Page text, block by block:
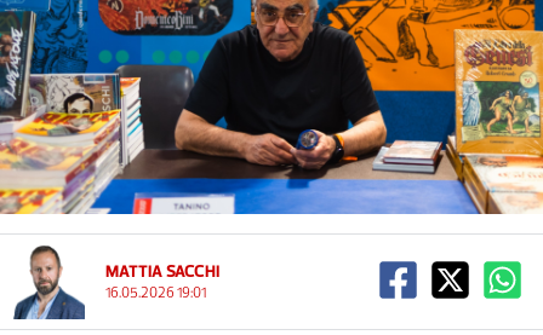
MATTIA SACCHI
16.05.2026 19:01